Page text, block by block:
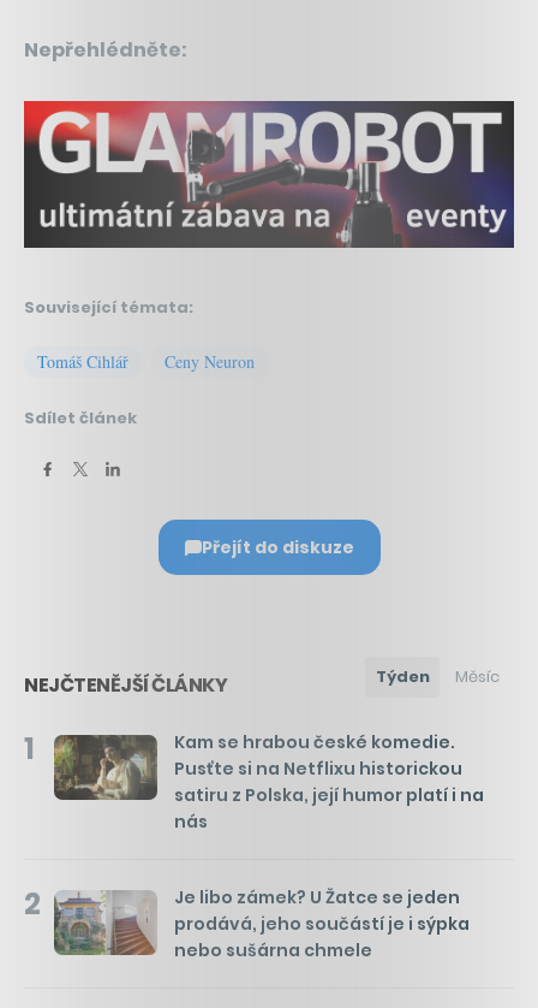
Nepřehlédněte:
Související témata:
Tomáš Cihlář Ceny Neuron
Sdílet článek
Přejít do diskuze
NEJČTENĚJŠÍ ČLÁNKY Týden Měsíc
1
Kam se hrabou české komedie.
Pusťte si na Netflixu historickou
satiru z Polska, její humor platí i na
nás
2
Je libo zámek? U Žatce se jeden
prodává, jeho součástí je i sýpka
nebo sušárna chmele